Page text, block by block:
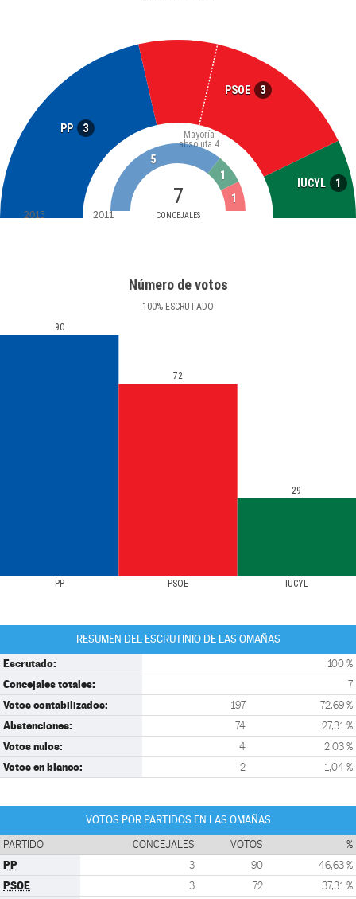
PP 3
PSOE 3
IUCYL 1
7
CONCEJALES
Mayoría
absoluta 4
5
1
1
2015 2011
Número de votos
100% ESCRUTADO
PP PSOE IUCYL
90
72
29
RESUMEN DEL ESCRUTINIO DE LAS OMAÑAS
Escrutado: 100 %
Concejales totales: 7
Votos contabilizados: 197 72,69 %
Abstenciones: 74 27,31 %
Votos nulos: 4 2,03 %
Votos en blanco: 2 1,04 %
VOTOS POR PARTIDOS EN LAS OMAÑAS
PARTIDO CONCEJALES VOTOS %
PP 3 90 46,63 %
PSOE 3 72 37,31 %